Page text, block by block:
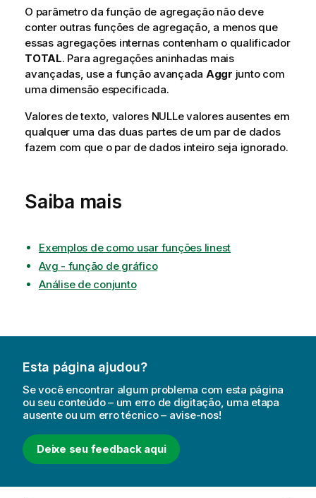
O parâmetro da função de agregação não deve
conter outras funções de agregação, a menos que
essas agregações internas contenham o qualificador
TOTAL. Para agregações aninhadas mais
avançadas, use a função avançada Aggr junto com
uma dimensão especificada.
Valores de texto, valores NULLe valores ausentes em
qualquer uma das duas partes de um par de dados
fazem com que o par de dados inteiro seja ignorado.
Saiba mais
Exemplos de como usar funções linest
Avg - função de gráfico
Análise de conjunto
Esta página ajudou?
Se você encontrar algum problema com esta página
ou seu conteúdo – um erro de digitação, uma etapa
ausente ou um erro técnico – avise-nos!
Deixe seu feedback aqui